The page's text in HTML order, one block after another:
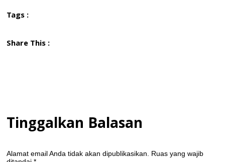
Tags :
Share This :
Tinggalkan Balasan
Alamat email Anda tidak akan dipublikasikan. Ruas yang wajib